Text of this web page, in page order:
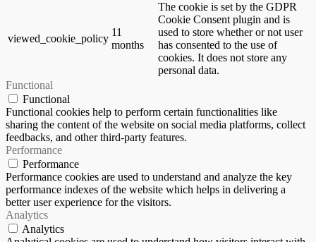
viewed_cookie_policy
11
months
The cookie is set by the GDPR
Cookie Consent plugin and is
used to store whether or not user
has consented to the use of
cookies. It does not store any
personal data.
Functional
Functional
Functional cookies help to perform certain functionalities like
sharing the content of the website on social media platforms, collect
feedbacks, and other third-party features.
Performance
Performance
Performance cookies are used to understand and analyze the key
performance indexes of the website which helps in delivering a
better user experience for the visitors.
Analytics
Analytics